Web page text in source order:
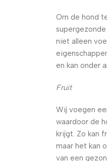
Om de hond
niet alleen
en kan onder
Fruit
Wij voegen
waardoor de
krijgt. Zo kan
maar het kan
van een